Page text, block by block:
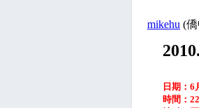
mikehu (
日期：6
時間：